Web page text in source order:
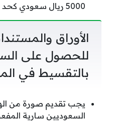
5000 ريال سعودي كحد أقصى.
الأوراق
للحصول على
بالتقسيط في
يجب تقديم صورة من
السعوديين سارية